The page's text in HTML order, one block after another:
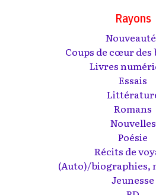
Rayons
Coups de cœur des
Livres
Essais
Romans
Nouvelles
Poésie
Récits de
(Auto)/biographies,
Jeunesse